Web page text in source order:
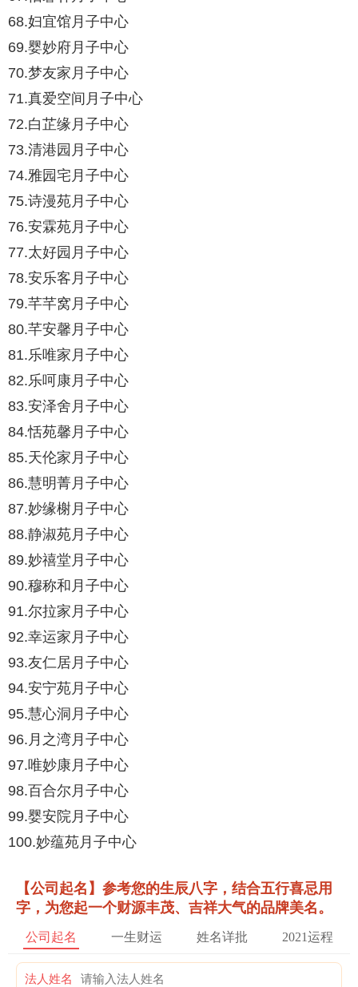
68.妇宜馆月子中心
69.婴妙府月子中心
70.梦友家月子中心
71.真爱空间月子中心
72.白芷缘月子中心
73.清港园月子中心
74.雅园宅月子中心
75.诗漫苑月子中心
76.安霖苑月子中心
77.太好园月子中心
78.安乐客月子中心
79.芊芊窝月子中心
80.芊安馨月子中心
81.乐唯家月子中心
82.乐呵康月子中心
83.安泽舍月子中心
84.恬苑馨月子中心
85.天伦家月子中心
86.慧明菁月子中心
87.妙缘榭月子中心
88.静淑苑月子中心
89.妙禧堂月子中心
90.穆称和月子中心
91.尔拉家月子中心
92.幸运家月子中心
93.友仁居月子中心
94.安宁苑月子中心
95.慧心洞月子中心
96.月之湾月子中心
97.唯妙康月子中心
98.百合尔月子中心
99.婴安院月子中心
100.妙蕴苑月子中心
【公司起名】参考您的生辰八字，结合五行喜忌用
字，为您起一个财源丰茂、吉祥大气的品牌美名。
公司起名 一生财运 姓名详批 2021运程
法人姓名